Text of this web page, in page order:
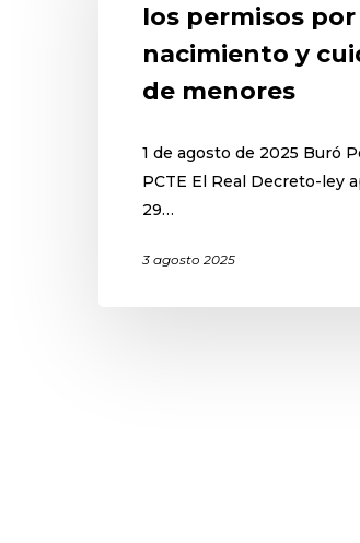
los permisos por
nacimiento y
de menores
1 de agosto de 2025 Buró
PCTE El Real Decreto-ley
29…
3 agosto 2025